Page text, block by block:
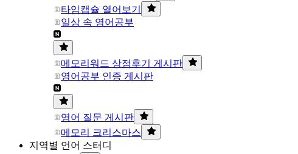
타임캡슐 열어보기
일상 속 영어공부
메모리워드 상점후기 게시판
영어공부 인증 게시판
영어 질문 게시판
메모리 크리스마스
지역별 언어 스터디